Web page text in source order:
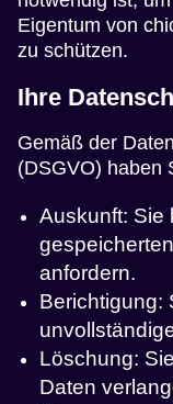
Eigentum von
zu schützen.
Ihre
Gemäß der
(DSGVO) haben
Auskunft: Sie
anfordern.
Berichtigung:
Löschung:
Daten